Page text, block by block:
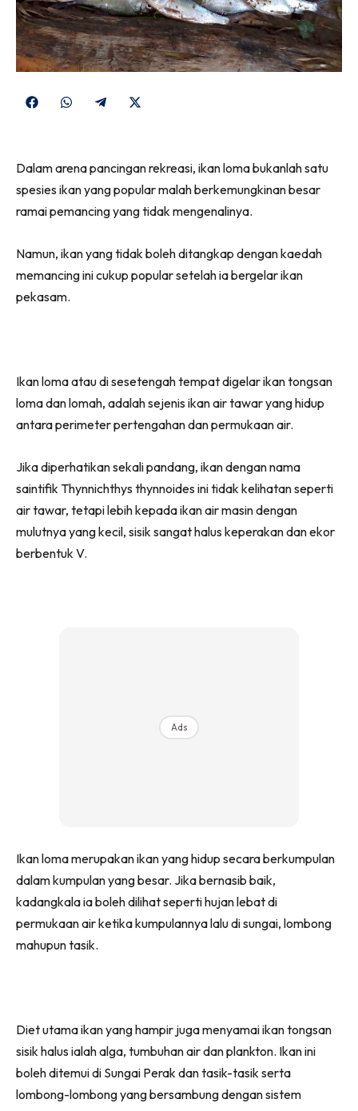
Share
Share
Share
(Twitter)
Dalam arena pancingan rekreasi, ikan loma bukanlah satu
spesies ikan yang popular malah berkemungkinan besar
ramai pemancing yang tidak mengenalinya.
Namun, ikan yang tidak boleh ditangkap dengan kaedah
memancing ini cukup popular setelah ia bergelar ikan
pekasam.
Ikan loma atau di sesetengah tempat digelar ikan tongsan
loma dan lomah, adalah sejenis ikan air tawar yang hidup
antara perimeter pertengahan dan permukaan air.
Jika diperhatikan sekali pandang, ikan dengan nama
saintifik Thynnichthys thynnoides ini tidak kelihatan seperti
air tawar, tetapi lebih kepada ikan air masin dengan
mulutnya yang kecil, sisik sangat halus keperakan dan ekor
berbentuk V.
Ads
Ikan loma merupakan ikan yang hidup secara berkumpulan
dalam kumpulan yang besar. Jika bernasib baik,
kadangkala ia boleh dilihat seperti hujan lebat di
permukaan air ketika kumpulannya lalu di sungai, lombong
mahupun tasik.
Diet utama ikan yang hampir juga menyamai ikan tongsan
sisik halus ialah alga, tumbuhan air dan plankton. Ikan ini
boleh ditemui di Sungai Perak dan tasik-tasik serta
lombong-lombong yang bersambung dengan sistem